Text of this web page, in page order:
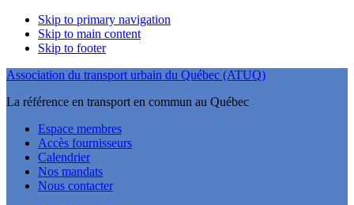
Skip to primary navigation
Skip to main content
Skip to footer
Association du transport urbain du Québec (ATUQ)
La référence en transport en commun au Québec
Espace membres
Accès fournisseurs
Calendrier
Nos mandats
Nous contacter